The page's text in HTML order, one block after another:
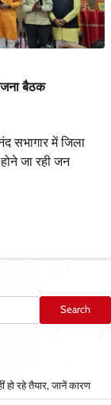
बैठक
सभागार में जिला
होने जा रही जन
Search
रहे तैयार, जानें कारण